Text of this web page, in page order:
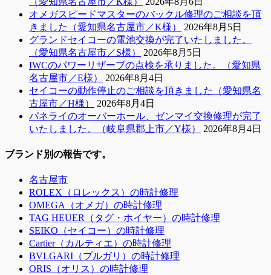
オメガスピードマスターのバックル修理のご相談を頂
きました（愛知県名古屋市／K様）
2026年8月5日
グランドセイコーの電池交換が完了いたしました。
（愛知県名古屋市／S様）
2026年8月5日
IWCのパワーリザーブの点検を承りました。（愛知県
名古屋市／E様）
2026年8月4日
セイコーの動作停止のご相談を頂きました（愛知県名
古屋市／H様）
2026年8月4日
パネライのオーバーホール、ゼンマイ交換修理が完了
いたしました。（岐阜県郡上市／Y様）
2026年8月4日
ブランド別の報告です。
名古屋市
ROLEX（ロレックス）の時計修理
OMEGA（オメガ）の時計修理
TAG HEUER（タグ・ホイヤー）の時計修理
SEIKO（セイコー）の時計修理
Cartier（カルティエ）の時計修理
BVLGARI（ブルガリ）の時計修理
ORIS（オリス）の時計修理